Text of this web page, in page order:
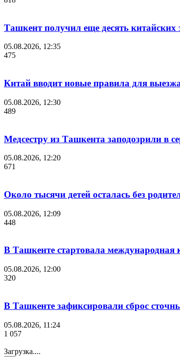
Ташкент получил еще десять китайских
05.08.2026, 12:35
475
Китай вводит новые правила для
05.08.2026, 12:30
489
Медсестру из Ташкента заподозрили в
05.08.2026, 12:20
671
Около тысячи детей осталась без
05.08.2026, 12:09
448
В Ташкенте стартовала
05.08.2026, 12:00
320
В Ташкенте зафиксировали сброс
05.08.2026, 11:24
1 057
Загрузка....